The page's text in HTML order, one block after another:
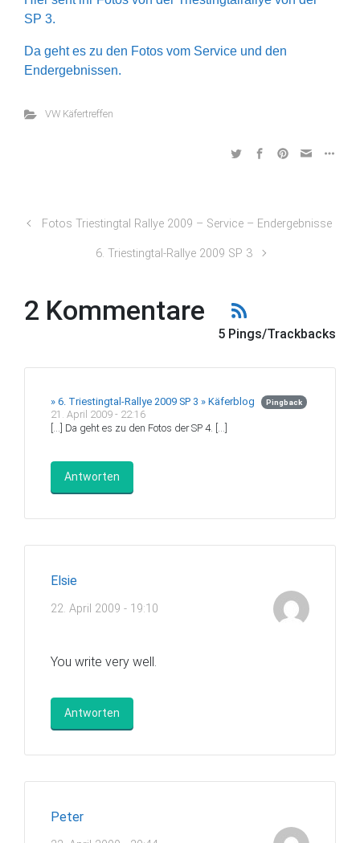
SP 3.
Da geht es zu den Fotos vom Service und den
Endergebnissen.
VW Käfertreffen
Fotos Triestingtal Rallye 2009 – Service – Endergebnisse
6. Triestingtal-Rallye 2009 SP 3
2 Kommentare
5 Pings/Trackbacks
» 6. Triestingtal-Rallye 2009 SP 3 » Käferblog Pingback
21. April 2009 - 22:16
[…] Da geht es zu den Fotos der SP 4. […]
Antworten
Elsie
22. April 2009 - 19:10
You write very well.
Antworten
Peter